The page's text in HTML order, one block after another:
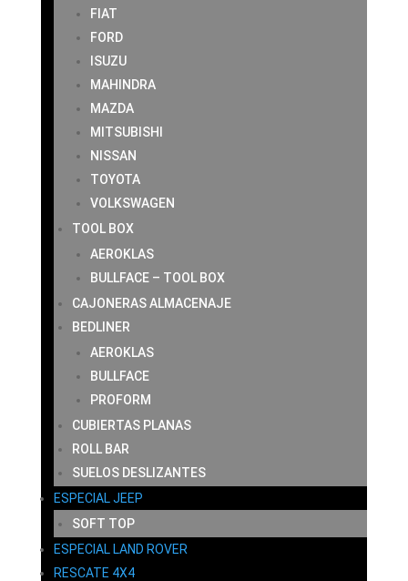
FIAT
FORD
ISUZU
MAHINDRA
MAZDA
MITSUBISHI
NISSAN
TOYOTA
VOLKSWAGEN
TOOL BOX
AEROKLAS
BULLFACE – TOOL BOX
CAJONERAS ALMACENAJE
BEDLINER
AEROKLAS
BULLFACE
PROFORM
CUBIERTAS PLANAS
ROLL BAR
SUELOS DESLIZANTES
ESPECIAL JEEP
SOFT TOP
ESPECIAL LAND ROVER
RESCATE 4X4